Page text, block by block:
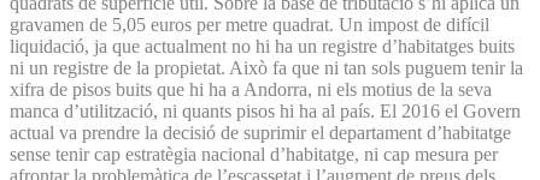
gravamen de 5,05 euros per metre quadrat. Un impost de difícil
liquidació, ja que actualment no hi ha un registre d’habitatges buits
ni un registre de la propietat. Això fa que ni tan sols puguem tenir la
xifra de pisos buits que hi ha a Andorra, ni els motius de la seva
manca d’utilització, ni quants pisos hi ha al país. El 2016 el Govern
actual va prendre la decisió de suprimir el departament d’habitatge
sense tenir cap estratègia nacional d’habitatge, ni cap mesura per
afrontar la problemàtica de l’escassetat i l’augment de preus dels